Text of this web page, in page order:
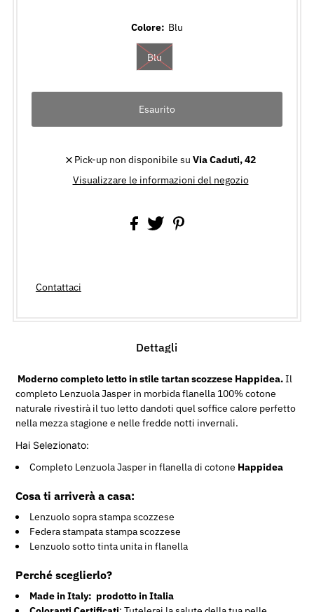
Colore: Blu
Blu
Pick-up non disponibile su Via Caduti, 42
Visualizzare le informazioni del negozio
Contattaci
Dettagli
Moderno completo letto in stile tartan scozzese Happidea.Il
completo Lenzuola Jasper in morbida flanella 100% cotone
naturale rivestirà il tuo letto dandoti quel soffice calore perfetto
nella mezza stagione e nelle fredde notti invernali.
Hai Selezionato:
Completo Lenzuola Jasper in flanella di cotone Happidea
Cosa ti arriverà a casa:
Lenzuolo sopra stampa scozzese
Federa stampata stampa scozzese
Lenzuolo sotto tinta unita in flanella
Perché sceglierlo?
Made in Italy: prodotto in Italia